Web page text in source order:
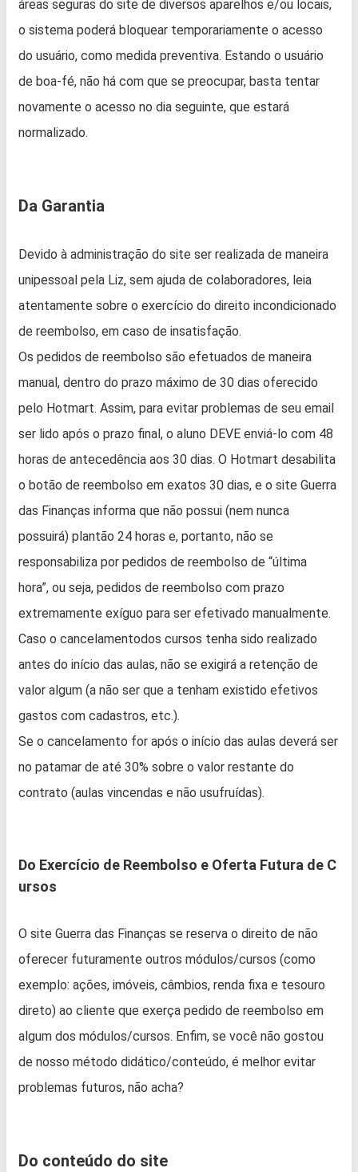
áreas seguras do site de diversos aparelhos e/ou locais,
o sistema poderá bloquear temporariamente o acesso
do usuário, como medida preventiva. Estando o usuário
de boa-fé, não há com que se preocupar, basta tentar
novamente o acesso no dia seguinte, que estará
normalizado.
Da Garantia
Devido à administração do site ser realizada de maneira
unipessoal pela Liz, sem ajuda de colaboradores, leia
atentamente sobre o exercício do direito incondicionado
de reembolso, em caso de insatisfação.
Os pedidos de reembolso são efetuados de maneira
manual, dentro do prazo máximo de 30 dias oferecido
pelo Hotmart. Assim, para evitar problemas de seu email
ser lido após o prazo final, o aluno DEVE enviá-lo com 48
horas de antecedência aos 30 dias. O Hotmart desabilita
o botão de reembolso em exatos 30 dias, e o site Guerra
das Finanças informa que não possui (nem nunca
possuirá) plantão 24 horas e, portanto, não se
responsabiliza por pedidos de reembolso de “última
hora”, ou seja, pedidos de reembolso com prazo
extremamente exíguo para ser efetivado manualmente.
Caso o cancelamentodos cursos tenha sido realizado
antes do início das aulas, não se exigirá a retenção de
valor algum (a não ser que a tenham existido efetivos
gastos com cadastros, etc.).
Se o cancelamento for após o início das aulas deverá ser
no patamar de até 30% sobre o valor restante do
contrato (aulas vincendas e não usufruídas).
Do Exercício de Reembolso e Oferta Futura de C
ursos
O site Guerra das Finanças se reserva o direito de não
oferecer futuramente outros módulos/cursos (como
exemplo: ações, imóveis, câmbios, renda fixa e tesouro
direto) ao cliente que exerça pedido de reembolso em
algum dos módulos/cursos. Enfim, se você não gostou
de nosso método didático/conteúdo, é melhor evitar
problemas futuros, não acha?
Do conteúdo do site